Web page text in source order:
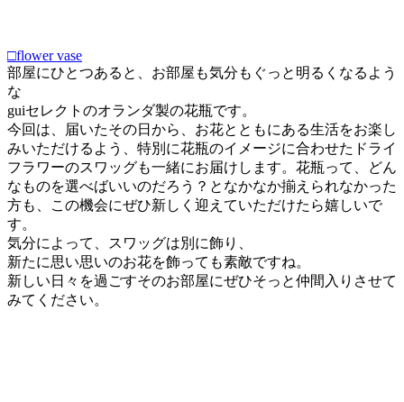
□flower vase
部屋にひとつあると、お部屋も気分もぐっと明るくなるよう
な
guiセレクトのオランダ製の花瓶です。
今回は、届いたその日から、お花とともにある生活をお楽し
みいただけるよう、特別に花瓶のイメージに合わせたドライ
フラワーのスワッグも一緒にお届けします。花瓶って、どん
なものを選べばいいのだろう？となかなか揃えられなかった
方も、この機会にぜひ新しく迎えていただけたら嬉しいで
す。
気分によって、スワッグは別に飾り、
新たに思い思いのお花を飾っても素敵ですね。
新しい日々を過ごすそのお部屋にぜひそっと仲間入りさせて
みてください。